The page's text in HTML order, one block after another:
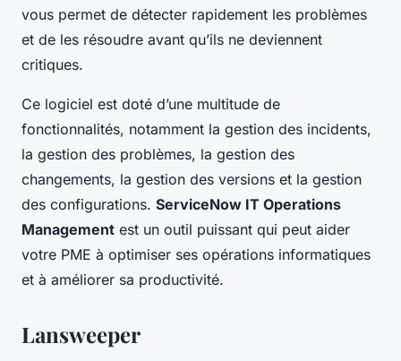
vous permet de détecter rapidement les problèmes
et de les résoudre avant qu’ils ne deviennent
critiques.
Ce logiciel est doté d’une multitude de
fonctionnalités, notamment la gestion des incidents,
la gestion des problèmes, la gestion des
changements, la gestion des versions et la gestion
des configurations. ServiceNow IT Operations
Management est un outil puissant qui peut aider
votre PME à optimiser ses opérations informatiques
et à améliorer sa productivité.
Lansweeper